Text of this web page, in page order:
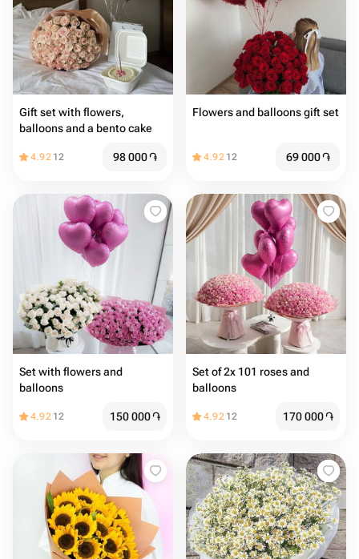
Gift set with flowers,
balloons and a bento cake
4.92 12 98 000֏
Flowers and balloons gift set
4.92 12 69 000֏
Set with flowers and
balloons
4.92 12 150 000֏
Set of 2x 101 roses and
balloons
4.92 12 170 000֏